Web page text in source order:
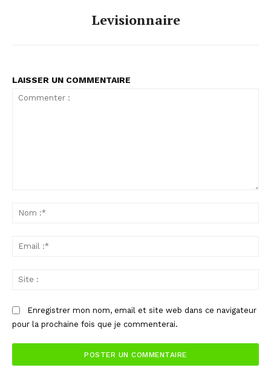
Levisionnaire
LAISSER UN COMMENTAIRE
Enregistrer mon nom, email et site web dans ce navigateur
pour la prochaine fois que je commenterai.